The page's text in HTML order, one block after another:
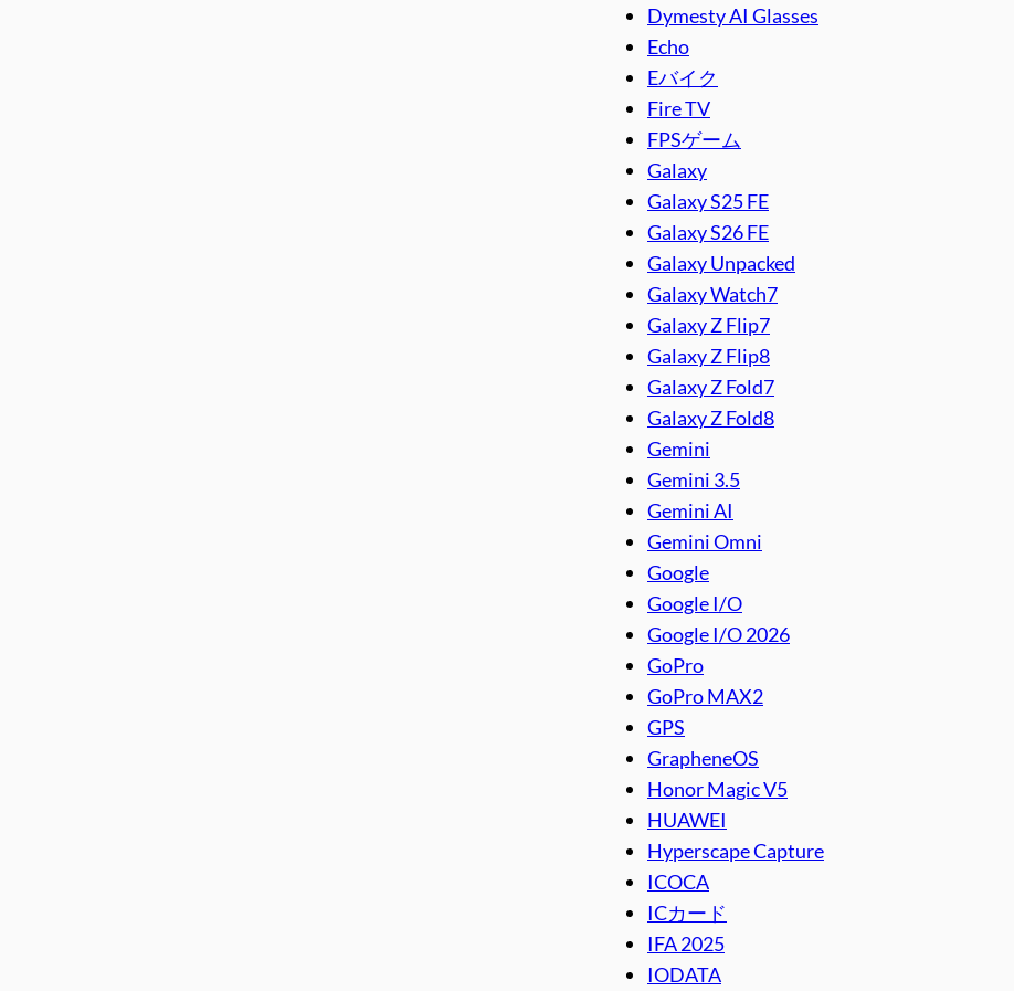
Dymesty AI Glasses
Echo
Eバイク
Fire TV
FPSゲーム
Galaxy
Galaxy S25 FE
Galaxy S26 FE
Galaxy Unpacked
Galaxy Watch7
Galaxy Z Flip7
Galaxy Z Flip8
Galaxy Z Fold7
Galaxy Z Fold8
Gemini
Gemini 3.5
Gemini AI
Gemini Omni
Google
Google I/O
Google I/O 2026
GoPro
GoPro MAX2
GPS
GrapheneOS
Honor Magic V5
HUAWEI
Hyperscape Capture
ICOCA
ICカード
IFA 2025
IODATA